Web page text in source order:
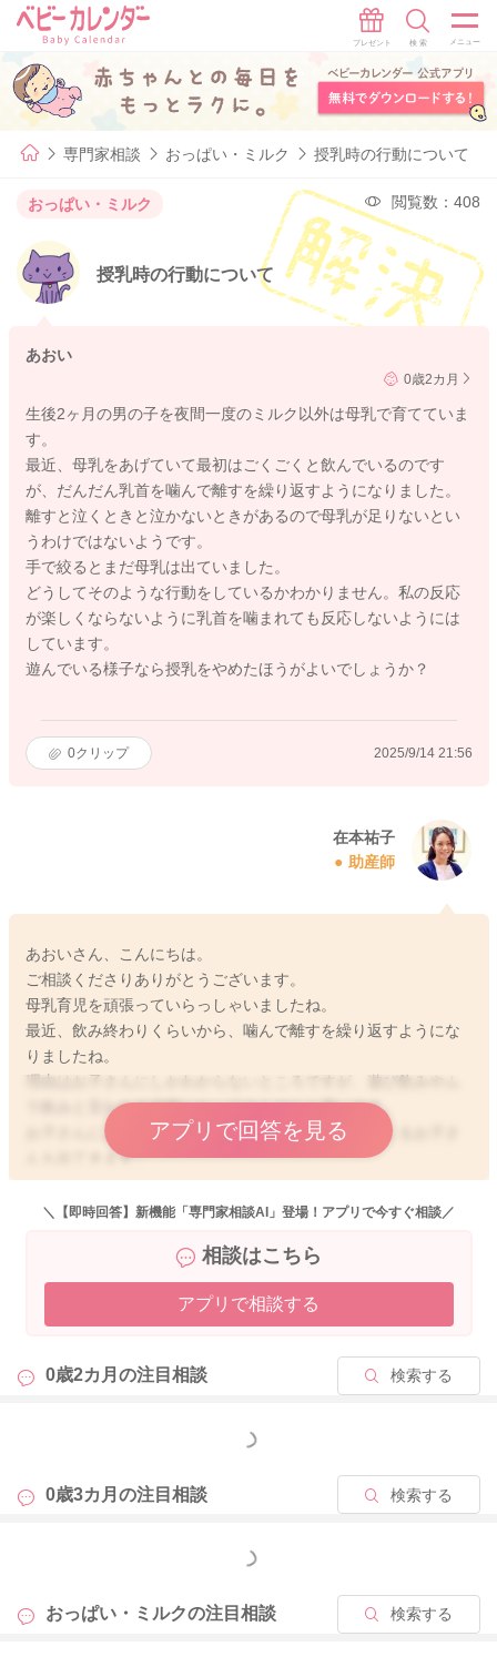
専門家相談 おっぱい・ミルク 授乳時の行動について
おっぱい・ミルク 閲覧数：408
授乳時の行動について
あおい
0歳2カ月
生後2ヶ月の男の子を夜間一度のミルク以外は母乳で育てていま
す。
最近、母乳をあげていて最初はごくごくと飲んでいるのです
が、だんだん乳首を噛んで離すを繰り返すようになりました。
離すと泣くときと泣かないときがあるので母乳が足りないとい
うわけではないようです。
手で絞るとまだ母乳は出ていました。
どうしてそのような行動をしているかわかりません。私の反応
が楽しくならないように乳首を噛まれても反応しないようには
しています。
遊んでいる様子なら授乳をやめたほうがよいでしょうか？
0クリップ 2025/9/14 21:56
在本祐子
助産師
あおいさん、こんにちは。
ご相談くださりありがとうございます。
母乳育児を頑張っていらっしゃいましたね。
最近、飲み終わりくらいから、噛んで離すを繰り返すようにな
りましたね。
理由はお子さんにしかわからないところですが、遊び飲みやム
ラ飲みと言われる状態になってきたのかと思います。
お子さんによっては、若干早いですが、満腹感を感じるお子さ
んも出てきます。
そうなりますと、授乳後半からは、何となく飲んで甘えて遊ん
でと、、、お子さんの微睡に入るまでのやり取りかもしれませ
体重が増えてさえいれば、心配ないのでご安心くださいね。
定期的な発育チェックは大事になります。
アプリで回答を見る
＼【即時回答】新機能「専門家相談AI」登場！アプリで今すぐ相談／
相談はこちら
アプリで相談する
0歳2カ月の注目相談 検索する
もっと見る
0歳3カ月の注目相談 検索する
もっと見る
おっぱい・ミルクの注目相談 検索する